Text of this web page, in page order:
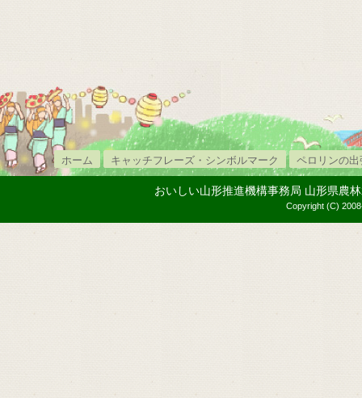
ホーム キャッチフレーズ・シンボルマーク ペロリンの
おいしい山形推進機構事務局 山形県
Copyright (C)